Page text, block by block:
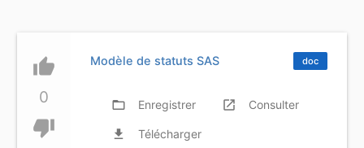
thumb_up
0
thumb_down
doc
Modèle de statuts SAS
folder_open Enregistrer launch Consulter
file_download Télécharger